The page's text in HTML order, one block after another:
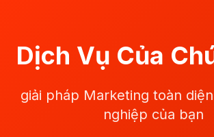
Dịch Vụ Của
giải pháp Marketing toàn
nghiệp của bạn